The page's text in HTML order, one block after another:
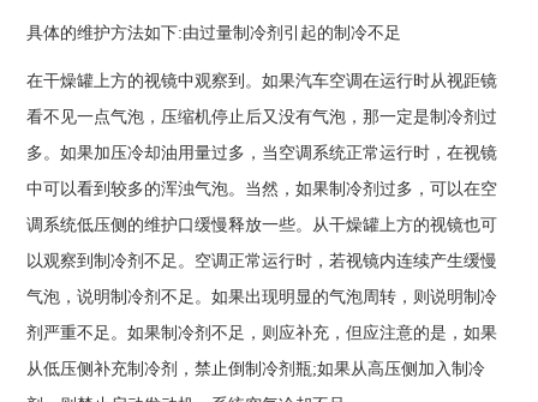
具体的维护方法如下:由过量制冷剂引起的制冷不足
在干燥罐上方的视镜中观察到。如果汽车空调在运行时从视距镜
看不见一点气泡，压缩机停止后又没有气泡，那一定是制冷剂过
多。如果加压冷却油用量过多，当空调系统正常运行时，在视镜
中可以看到较多的浑浊气泡。当然，如果制冷剂过多，可以在空
调系统低压侧的维护口缓慢释放一些。从干燥罐上方的视镜也可
以观察到制冷剂不足。空调正常运行时，若视镜内连续产生缓慢
气泡，说明制冷剂不足。如果出现明显的气泡周转，则说明制冷
剂严重不足。如果制冷剂不足，则应补充，但应注意的是，如果
从低压侧补充制冷剂，禁止倒制冷剂瓶;如果从高压侧加入制冷